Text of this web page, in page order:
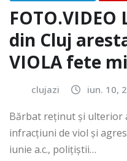
din Cluj
VIOLA fete
clujazi iun. 10,
Bărbat reținut și ulterior
infracțiuni de viol și
iunie a.c., polițiștii…